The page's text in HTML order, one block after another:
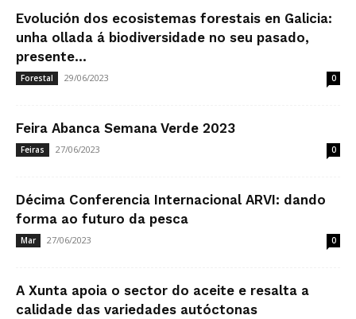
Evolución dos ecosistemas forestais en Galicia:
unha ollada á biodiversidade no seu pasado,
presente...
Forestal 29/06/2023 0
Feira Abanca Semana Verde 2023
Feiras 27/06/2023 0
Décima Conferencia Internacional ARVI: dando
forma ao futuro da pesca
Mar 27/06/2023 0
A Xunta apoia o sector do aceite e resalta a
calidade das variedades autóctonas